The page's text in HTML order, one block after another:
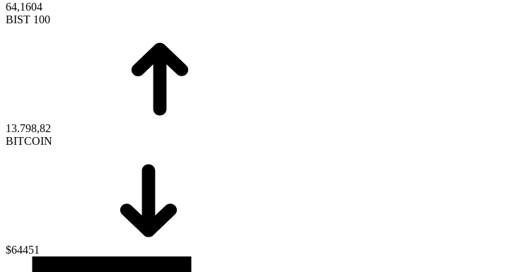
64,1604
BIST 100
13.798,82
BITCOIN
$64451